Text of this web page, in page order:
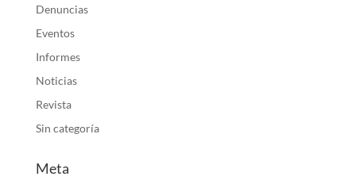
Denuncias
Eventos
Informes
Noticias
Revista
Sin categoría
Meta